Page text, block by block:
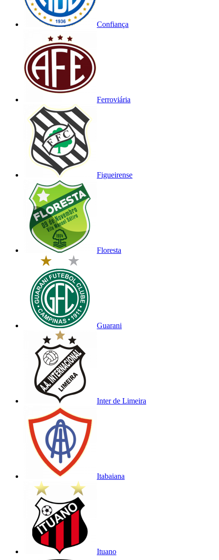
Confiança
Ferroviária
Figueirense
Floresta
Guarani
Inter de Limeira
Itabaiana
Ituano